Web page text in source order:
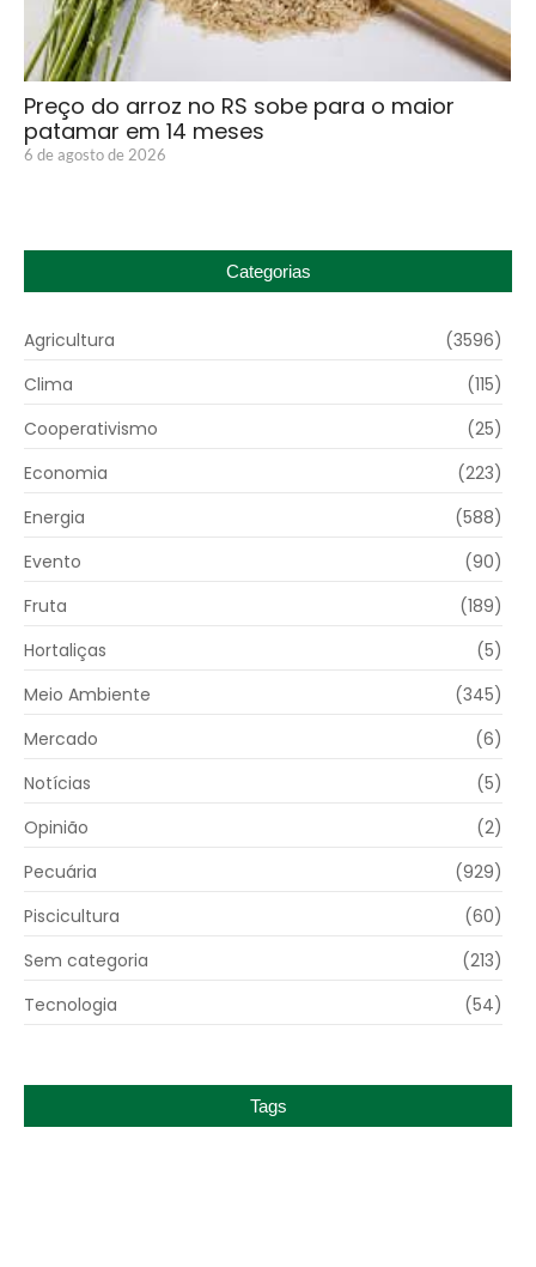
Preço do arroz no RS sobe para o maior
patamar em 14 meses
6 de agosto de 2026
Categorias
Agricultura
(3596)
Clima
(115)
Cooperativismo
(25)
Economia
(223)
Energia
(588)
Evento
(90)
Fruta
(189)
Hortaliças
(5)
Meio Ambiente
(345)
Mercado
(6)
Notícias
(5)
Opinião
(2)
Pecuária
(929)
Piscicultura
(60)
Sem categoria
(213)
Tecnologia
(54)
Tags